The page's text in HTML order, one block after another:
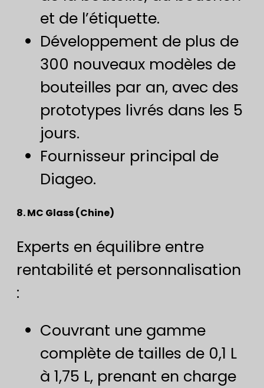
et de l’étiquette.
Développement de plus de
300 nouveaux modèles de
bouteilles par an, avec des
prototypes livrés dans les 5
jours.
Fournisseur principal de
Diageo.
8. MC Glass (Chine)
Experts en équilibre entre
rentabilité et personnalisation
:
Couvrant une gamme
complète de tailles de 0,1 L
à 1,75 L, prenant en charge